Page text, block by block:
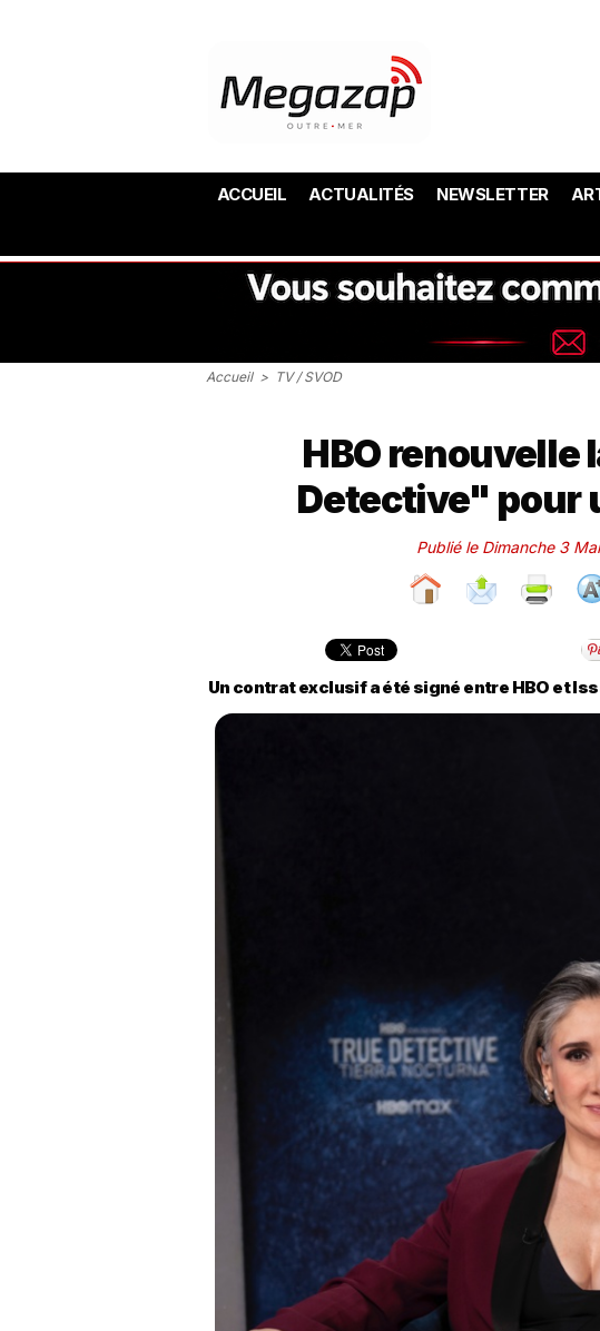
ACCUEIL ACTUALITÉS NEWSLETTER
Accueil > TV / SVOD
HBO renouvelle
Detective" pour
Publié le Dimanche 3
Un contrat exclusif a été signé entre HBO et